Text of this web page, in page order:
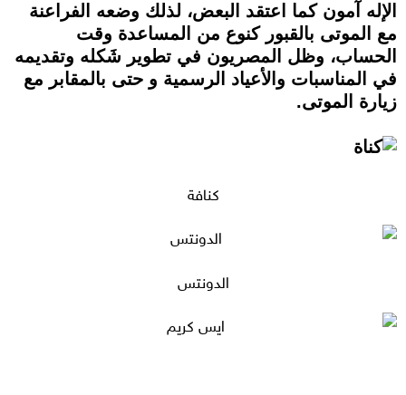
الإله آمون كما اعتقد البعض، لذلك وضعه الفراعنة
مع الموتى بالقبور كنوع من المساعدة وقت
الحساب، وظل المصريون في تطوير شَكله وتقديمه
في المناسبات والأعياد الرسمية و حتى بالمقابر مع
زيارة الموتى.
كنافة
الدونتس